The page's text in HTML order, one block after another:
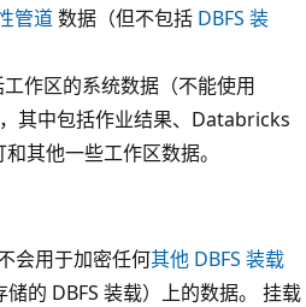
管道数据（但不包括 DBFS 装
作区的系统数据（不能使用
其中包括作业结果、Databricks
其他一些工作区数据。
会用于加密任何其他 DBFS 装载
储的 DBFS 装载）上的数据。 挂载